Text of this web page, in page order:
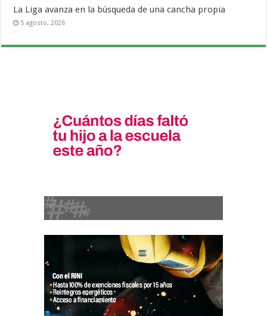
La Liga avanza en la búsqueda de una cancha propia
5 agosto, 2026